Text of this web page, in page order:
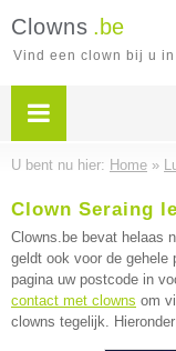
Clowns .be
Vind een clown bij u
U bent nu hier: Home »
Clown Seraing
Clowns.be bevat helaas
geldt ook voor de gehele
pagina uw postcode in
contact met clowns om
clowns tegelijk.